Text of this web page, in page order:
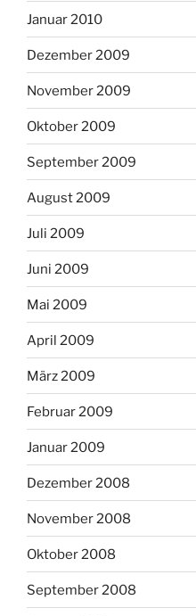
Januar 2010
Dezember 2009
November 2009
Oktober 2009
September 2009
August 2009
Juli 2009
Juni 2009
Mai 2009
April 2009
März 2009
Februar 2009
Januar 2009
Dezember 2008
November 2008
Oktober 2008
September 2008